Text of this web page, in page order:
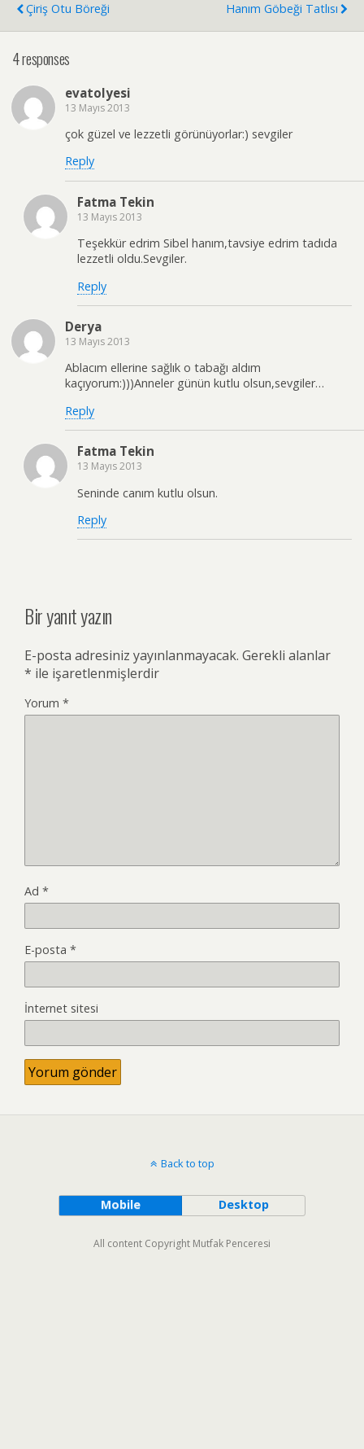
Çiriş Otu Böreği
Hanım Göbeği Tatlısı
4 responses
evatolyesi
13 Mayıs 2013
çok güzel ve lezzetli görünüyorlar:) sevgiler
Reply
Fatma Tekin
13 Mayıs 2013
Teşekkür edrim Sibel hanım,tavsiye edrim tadıda
lezzetli oldu.Sevgiler.
Reply
Derya
13 Mayıs 2013
Ablacım ellerine sağlık o tabağı aldım
kaçıyorum:)))Anneler günün kutlu olsun,sevgiler…
Reply
Fatma Tekin
13 Mayıs 2013
Seninde canım kutlu olsun.
Reply
Bir yanıt yazın
E-posta adresiniz yayınlanmayacak. Gerekli alanlar
* ile işaretlenmişlerdir
Yorum *
Ad *
E-posta *
İnternet sitesi
Back to top
Mobile Desktop
All content Copyright Mutfak Penceresi